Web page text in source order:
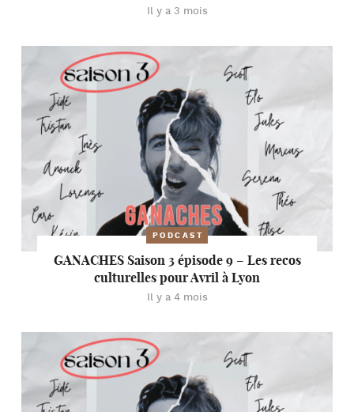
Il y a 3 mois
PODCAST
GANACHES Saison 3 épisode 9 – Les recos
culturelles pour Avril à Lyon
Il y a 4 mois